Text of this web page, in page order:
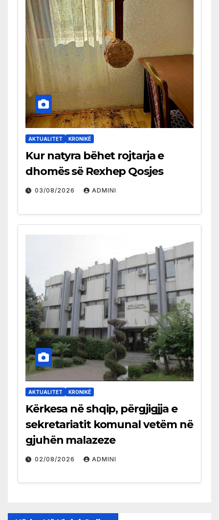
AKTUALITET KRONIKË
Kur natyra bëhet rojtarja e
dhomës së Rexhep Qosjes
03/08/2026 ADMINI
AKTUALITET KRONIKË
Kërkesa në shqip, përgjigjja e
sekretariatit komunal vetëm në
gjuhën malazeze
02/08/2026 ADMINI